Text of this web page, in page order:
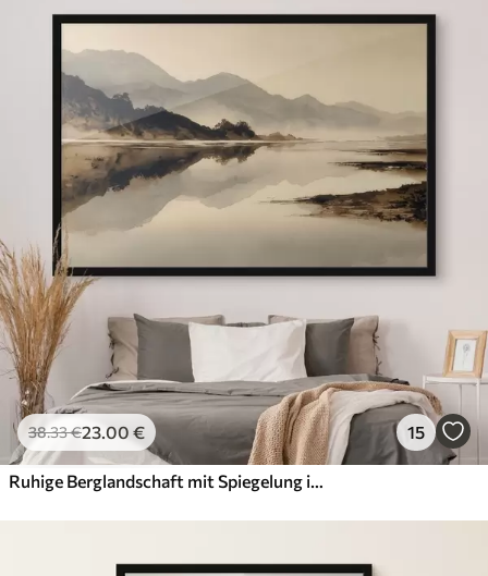
38.33€23.00 € 15
Ruhige Berglandschaft mit Spiegelung im Wasser